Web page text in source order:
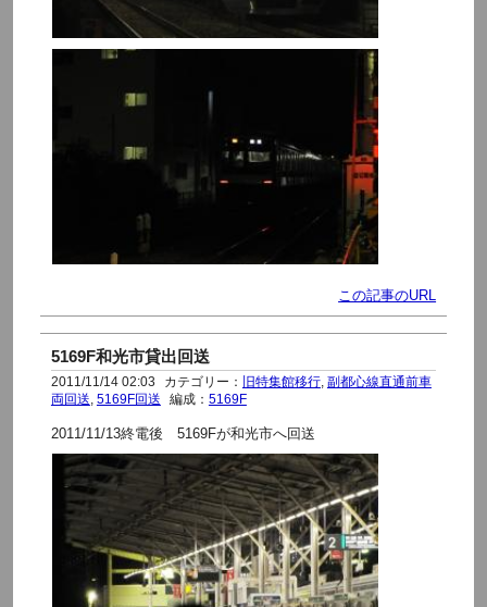
この記事のURL
5169F和光市貸出回送
2011/11/14 02:03 カテゴリー： 旧特集館移行, 副都心線直通前車
両回送 5169F回送 編成： 5169F
2011/11/13終電後 5169Fが和光市へ回送